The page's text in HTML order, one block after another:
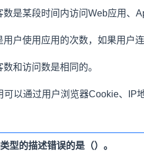
数是某段时间内访问Web应用、
用户使用应用的次数，如果用户
和访问数是相同的。
可以通过用户浏览器Cookie、IP
型的描述错误的是（）。